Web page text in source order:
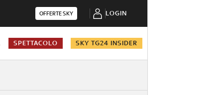
OFFERTE SKY LOGIN
SPETTACOLO SKY TG24 INSIDER